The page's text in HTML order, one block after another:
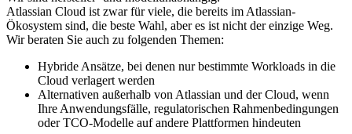
Atlassian Cloud ist zwar für viele, die bereits im Atlassian-
Ökosystem sind, die beste Wahl, aber es ist nicht der einzige Weg.
Wir beraten Sie auch zu folgenden Themen:
Hybride Ansätze, bei denen nur bestimmte Workloads in die
Cloud verlagert werden
Alternativen außerhalb von Atlassian und der Cloud, wenn
Ihre Anwendungsfälle, regulatorischen Rahmenbedingungen
oder TCO-Modelle auf andere Plattformen hindeuten